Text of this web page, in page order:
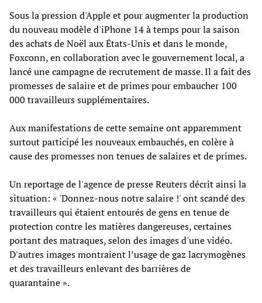
Sous la pression d'Apple et pour augmenter la production
du nouveau modèle d'iPhone 14 à temps pour la saison
des achats de Noël aux États-Unis et dans le monde,
Foxconn, en collaboration avec le gouvernement local, a
lancé une campagne de recrutement de masse. Il a fait des
promesses de salaire et de primes pour embaucher 100
000 travailleurs supplémentaires.
Aux manifestations de cette semaine ont apparemment
surtout participé les nouveaux embauchés, en colère à
cause des promesses non tenues de salaires et de primes.
Un reportage de l'agence de presse Reuters décrit ainsi la
situation: « 'Donnez-nous notre salaire !' ont scandé des
travailleurs qui étaient entourés de gens en tenue de
protection contre les matières dangereuses, certaines
portant des matraques, selon des images d'une vidéo.
D'autres images montraient l’usage de gaz lacrymogènes
et des travailleurs enlevant des barrières de
quarantaine ».